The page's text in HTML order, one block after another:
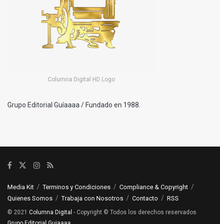
Columna Digital HD Logo
Grupo Editorial Guíaaaa / Fundado en 1988.
Media Kit Terminos y Condiciones
Compliance & Copyright
Quienes Somos
Trabaja con Nosotros Contacto RSS
© 2021 Columna Digital - Copyright © Todos los derechos reservados